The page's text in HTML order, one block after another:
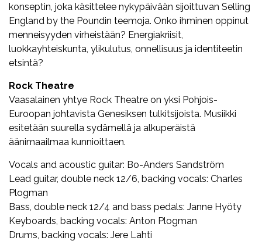
konseptin, joka käsittelee nykypäivään sijoittuvan Selling
England by the Poundin teemoja. Onko ihminen oppinut
menneisyyden virheistään? Energiakriisit,
luokkayhteiskunta, ylikulutus, onnellisuus ja identiteetin
etsintä?
Rock Theatre
Vaasalainen yhtye Rock Theatre on yksi Pohjois-
Euroopan johtavista Genesiksen tulkitsijoista. Musiikki
esitetään suurella sydämellä ja alkuperäistä
äänimaailmaa kunnioittaen.
Vocals and acoustic guitar: Bo-Anders Sandström
Lead guitar, double neck 12/6, backing vocals: Charles
Plogman
Bass, double neck 12/4 and bass pedals: Janne Hyöty
Keyboards, backing vocals: Anton Plogman
Drums, backing vocals: Jere Lahti